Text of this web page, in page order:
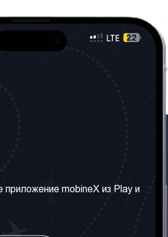
Правила и Условия
приложение mobineX из Play и